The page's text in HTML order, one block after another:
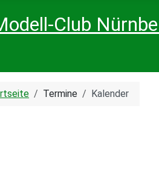
Termine Kalender